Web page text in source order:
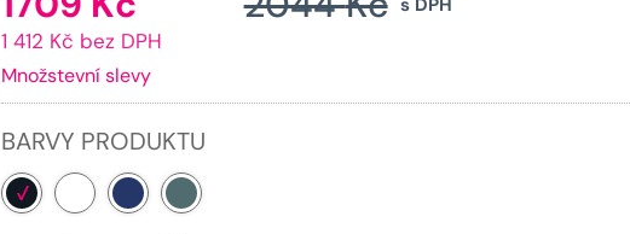
s DPH
2044 Kč.
cena
je:
1 412 Kč bez DPH
Množstevní slevy
BARVY PRODUKTU